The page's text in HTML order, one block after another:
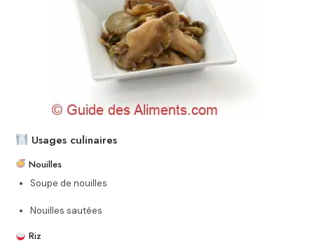
Usages culinaires
Nouilles
Soupe de nouilles
Nouilles sautées
Riz